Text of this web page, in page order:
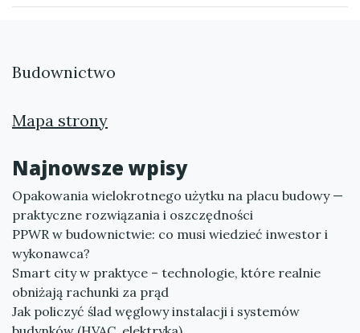
Budownictwo
Mapa strony
Najnowsze wpisy
Opakowania wielokrotnego użytku na placu budowy —
praktyczne rozwiązania i oszczędności
PPWR w budownictwie: co musi wiedzieć inwestor i
wykonawca?
Smart city w praktyce – technologie, które realnie
obniżają rachunki za prąd
Jak policzyć ślad węglowy instalacji i systemów